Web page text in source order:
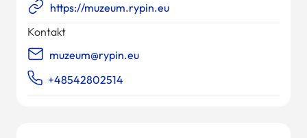
https://muzeum.rypin.eu
Kontakt
muzeum@rypin.eu
+48542802514